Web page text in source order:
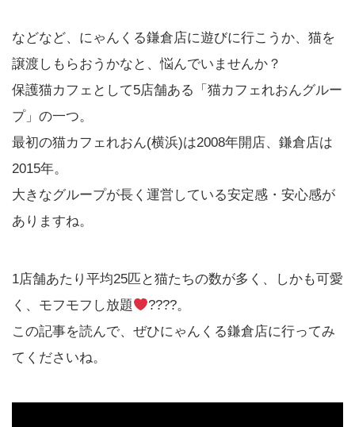
などなど、にゃんくる鎌倉店に遊びに行こうか、猫を
譲渡しもらおうかなと、悩んでいませんか？
保護猫カフェとして5店舗ある「猫カフェれおんグルー
プ」の一つ。
最初の猫カフェれおん(横浜)は2008年開店、鎌倉店は
2015年。
大きなグループが長く運営している安定感・安心感が
ありますね。
1店舗あたり平均25匹と猫たちの数が多く、しかも可愛
く、モフモフし放題
????。
この記事を読んで、ぜひにゃんくる鎌倉店に行ってみ
てくださいね。